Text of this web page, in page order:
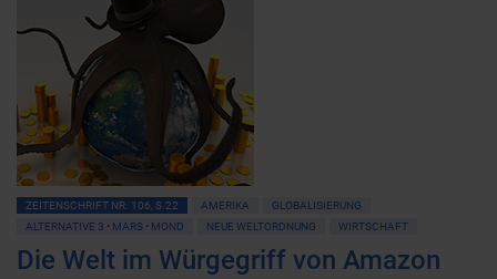
ZEITENSCHRIFT NR. 106, S.22 AMERIKA
GLOBALISIERUNG
ALTERNATIVE 3 • MARS • MOND
NEUE WELTORDNUNG WIRTSCHAFT
Die Welt im Würgegriff von Amazon